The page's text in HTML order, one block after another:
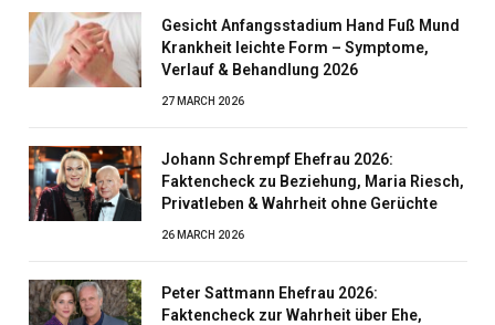
Gesicht Anfangsstadium Hand Fuß Mund
Krankheit leichte Form – Symptome,
Verlauf & Behandlung 2026
27 MARCH 2026
Johann Schrempf Ehefrau 2026:
Faktencheck zu Beziehung, Maria Riesch,
Privatleben & Wahrheit ohne Gerüchte
26 MARCH 2026
Peter Sattmann Ehefrau 2026:
Faktencheck zur Wahrheit über Ehe,